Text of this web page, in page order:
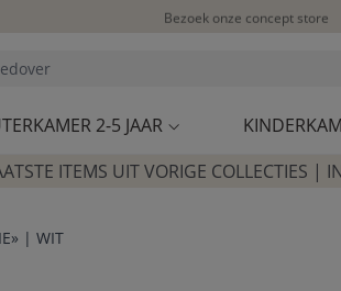
Bezoek onze concept store
2-5 JAAR
ITEMS UIT VORIGE COLLECTIES |
| WIT